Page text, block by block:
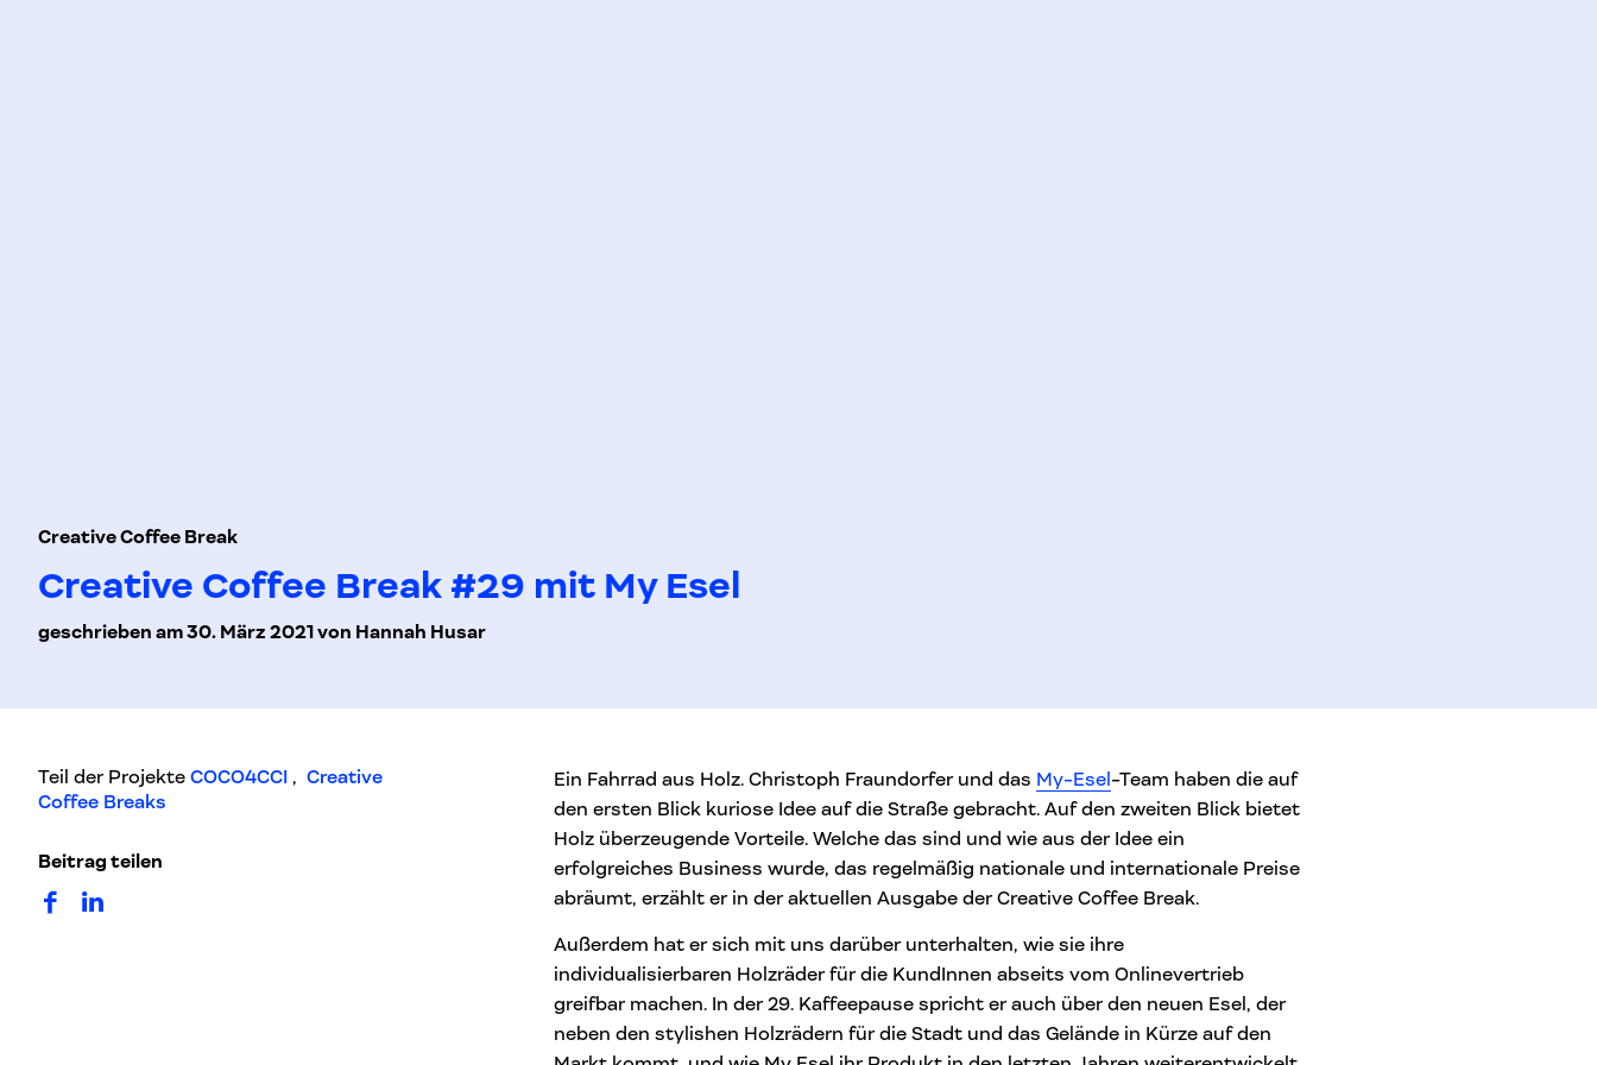
Creative Coffee Break
Creative Coffee Break #29 mit My Esel
geschrieben am 30. März 2021 von Hannah Husar
Teil der Projekte COCO4CCI , Creative
Coffee Breaks
Beitrag teilen
auf Facebook teilen
auf LinkedIn teilen
Ein Fahrrad aus Holz. Christoph Fraundorfer und das My-Esel -Team haben die auf
den ersten Blick kuriose Idee auf die Straße gebracht. Auf den zweiten Blick bietet
Holz überzeugende Vorteile. Welche das sind und wie aus der Idee ein
erfolgreiches Business wurde, das regelmäßig nationale und internationale Preise
abräumt, erzählt er in der aktuellen Ausgabe der Creative Coffee Break.
Außerdem hat er sich mit uns darüber unterhalten, wie sie ihre
individualisierbaren Holzräder für die KundInnen abseits vom Onlinevertrieb
greifbar machen. In der 29. Kaffeepause spricht er auch über den neuen Esel, der
neben den stylishen Holzrädern für die Stadt und das Gelände in Kürze auf den